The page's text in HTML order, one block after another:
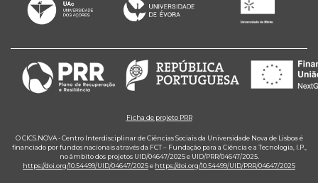
Ficha de projeto PRR
O CICS.NOVA - Centro Interdisciplinar de Ciências Sociais da Universidade Nova de Lisboa é
financiado por fundos nacionais através da FCT – Fundação para a Ciência e a Tecnologia, I.P.,
no âmbito dos projetos UID/04647/2025 e UID/PRR/04647/2025.
https://doi.org/10.54499/UID/04647/2025e https://doi.org/10.54499/UID/PRR/04647/2025